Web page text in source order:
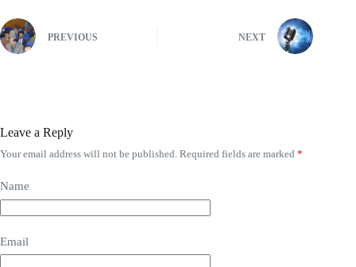
PREVIOUS NEXT
Leave a Reply
Your email address will not be published. Required fields are marked *
Name
Email